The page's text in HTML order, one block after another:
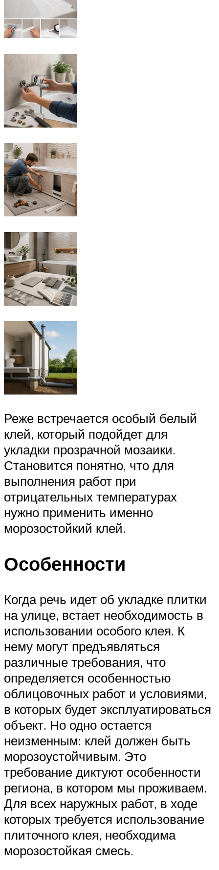
Реже встречается особый белый
клей, который подойдет для
укладки прозрачной мозаики.
Становится понятно, что для
выполнения работ при
отрицательных температурах
нужно применить именно
морозостойкий клей.
Особенности
Когда речь идет об укладке плитки
на улице, встает необходимость в
использовании особого клея. К
нему могут предъявляться
различные требования, что
определяется особенностью
облицовочных работ и условиями,
в которых будет эксплуатироваться
объект. Но одно остается
неизменным: клей должен быть
морозоустойчивым. Это
требование диктуют особенности
региона, в котором мы проживаем.
Для всех наружных работ, в ходе
которых требуется использование
плиточного клея, необходима
морозостойкая смесь.